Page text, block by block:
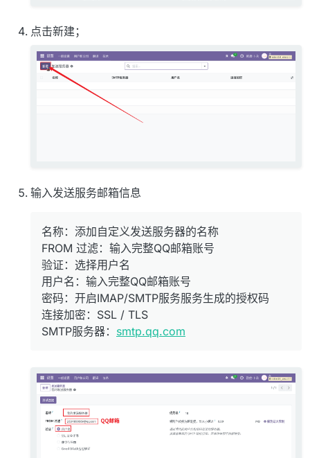
点击新建；
输入发送服务邮箱信息
名称：添加自定义发送服务器的名称
FROM 过滤：输入完整QQ邮箱账号
验证：选择用户名
用户名：输入完整QQ邮箱账号
密码：开启IMAP/SMTP服务服务生成的授权码
连接加密：SSL / TLS
SMTP服务器： smtp.qq.com